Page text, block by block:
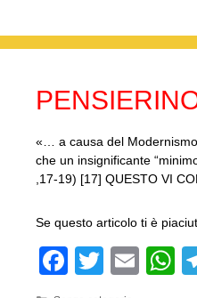
b
o
A
p
«… a causa del
che un insignificante
,17-19) [17] QUESTO VI
Se questo articolo ti è
F
a
T
wi
E